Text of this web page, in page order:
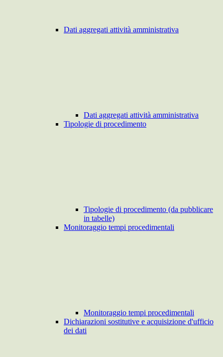
Dati aggregati attività amministrativa
Dati aggregati attività amministrativa
Tipologie di procedimento
Tipologie di procedimento (da pubblicare
in tabelle)
Monitoraggio tempi procedimentali
Monitoraggio tempi procedimentali
Dichiarazioni sostitutive e acquisizione d'ufficio
dei dati